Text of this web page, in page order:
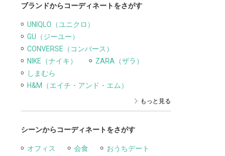
ブランドからコーディネートをさがす
UNIQLO（ユニクロ）
GU（ジーユー）
CONVERSE（コンバース）
NIKE（ナイキ）
ZARA（ザラ）
しまむら
H&M（エイチ・アンド・エム）
もっと見る
シーンからコーディネートをさがす
オフィス 会食
おうちデート